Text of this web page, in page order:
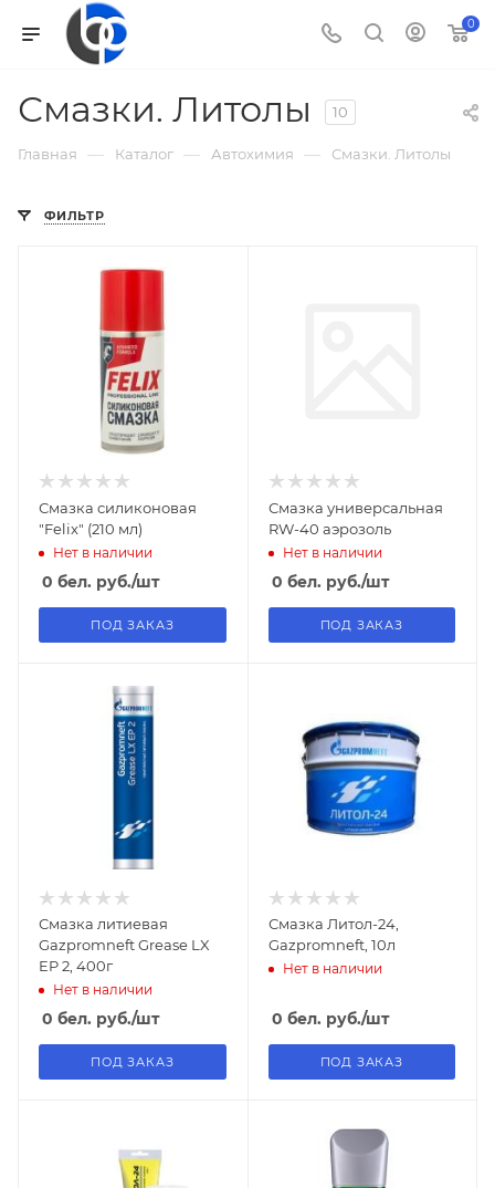
0
Смазки. Литолы 10
Главная — Каталог — Автохимия — Смазки. Литолы
ФИЛЬТР
Смазка силиконовая
"Felix" (210 мл)
Нет в наличии
0 бел. руб./шт
ПОД ЗАКАЗ
Смазка универсальная
RW-40 аэрозоль
Нет в наличии
0 бел. руб./шт
ПОД ЗАКАЗ
Смазка литиевая
Gazpromneft Grease LX
EP 2, 400г
Нет в наличии
0 бел. руб./шт
ПОД ЗАКАЗ
Смазка Литол-24,
Gazpromneft, 10л
Нет в наличии
0 бел. руб./шт
ПОД ЗАКАЗ